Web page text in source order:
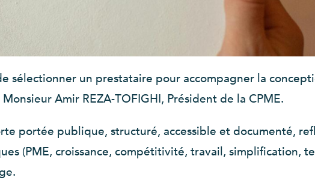
sélectionner un prestataire pour accompagner la
Amir REZA-TOFIGHI, Président de la CPME.
portée publique, structuré, accessible et documenté,
(PME, croissance, compétitivité, travail, simplification,